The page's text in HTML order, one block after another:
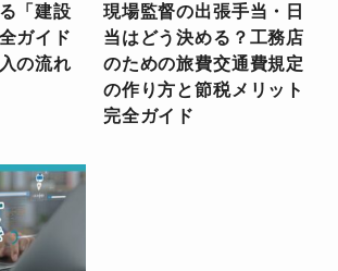
「建設
ガイド
の流れ
現場監督の出張手当・日
当はどう決める？工務店
のための旅費交通費規定
の作り方と節税メリット
完全ガイド